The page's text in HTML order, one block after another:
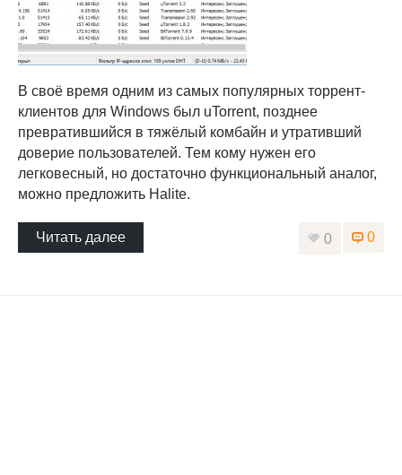
В своё время одним из самых популярных торрент-
клиентов для Windows был uTorrent, позднее
превратившийся в тяжёлый комбайн и утративший
доверие пользователей. Тем кому нужен его
легковесный, но достаточно функциональный аналог,
можно предложить Halite.
0
0
Читать далее